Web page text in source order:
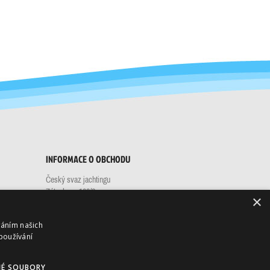
INFORMACE O OBCHODU
Český svaz jachtingu
Zátopkova 100/2
×
našich
SOUBORY